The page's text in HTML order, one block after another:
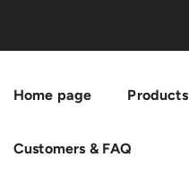
Home page Products
Customers & FAQ